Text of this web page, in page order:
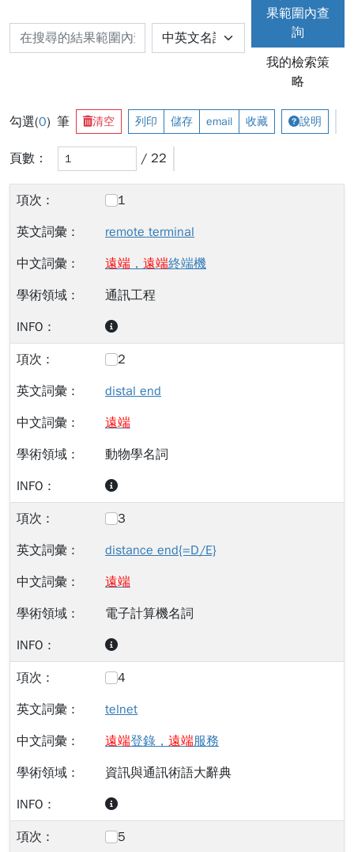
果範圍內查
詢
我的檢索策
略
勾選(0) 筆 清空 列印 儲存 email 收藏 說明
頁數： / 22
1
remote terminal
遠端 ， 遠端終端機
通訊工程
2
distal end
遠端
動物學名詞
3
distance end{=D/E}
遠端
電子計算機名詞
4
telnet
遠端登錄， 遠端服務
資訊與通訊術語大辭典
5